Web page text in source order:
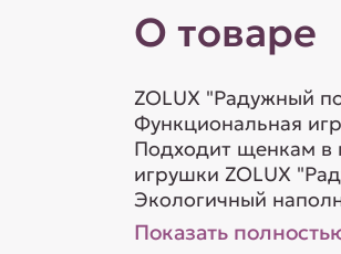
О товаре
ZOLUX "Радужный
Функциональная
Подходит щенкам в
игрушки ZOLUX
Экологичный
Показать